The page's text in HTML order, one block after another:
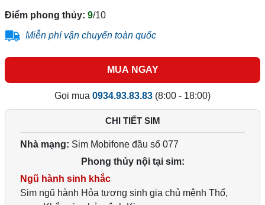
Điểm phong thủy: 9/10
Miễn phí vận chuyển toàn quốc
MUA NGAY
Gọi mua 0934.93.83.83 (8:00 - 18:00)
CHI TIẾT SIM
Nhà mạng: Sim Mobifone đầu số 077
Phong thủy nội tại sim:
Ngũ hành sinh khắc
Sim ngũ hành Hỏa tương sinh gia chủ mệnh Thổ,